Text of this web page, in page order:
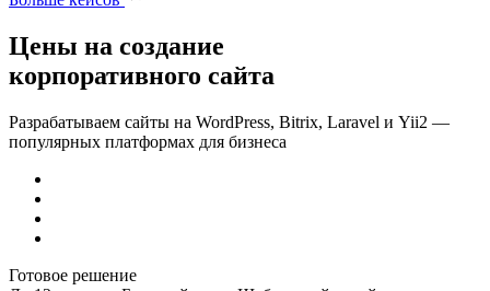
Цены на создание
корпоративного сайта
Разрабатываем сайты на WordPress, Bitrix, Laravel и Yii2 —
популярных платформах для бизнеса
Готовое решение
До 12 страниц